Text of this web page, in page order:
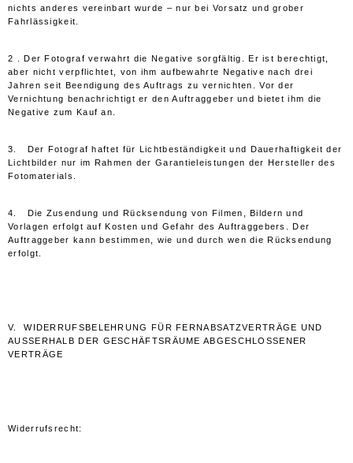
nichts anderes vereinbart wurde – nur bei Vorsatz und grober
Fahrlässigkeit.
2 . Der Fotograf verwahrt die Negative sorgfältig. Er ist berechtigt,
aber nicht verpflichtet, von ihm aufbewahrte Negative nach drei
Jahren seit Beendigung des Auftrags zu vernichten. Vor der
Vernichtung benachrichtigt er den Auftraggeber und bietet ihm die
Negative zum Kauf an.
3. Der Fotograf haftet für Lichtbeständigkeit und Dauerhaftigkeit der
Lichtbilder nur im Rahmen der Garantieleistungen der Hersteller des
Fotomaterials.
4. Die Zusendung und Rücksendung von Filmen, Bildern und
Vorlagen erfolgt auf Kosten und Gefahr des Auftraggebers. Der
Auftraggeber kann bestimmen, wie und durch wen die Rücksendung
erfolgt.
V. WIDERRUFSBELEHRUNG FÜR FERNABSATZVERTRÄGE UND
AUSSERHALB DER GESCHÄFTSRÄUME ABGESCHLOSSENER
VERTRÄGE
Widerrufsrecht: